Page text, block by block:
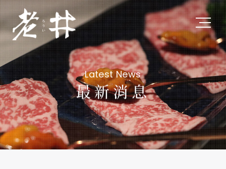
關於老井
About Us
私たちについて
最新消息
Latest News
Latest News
最新消息